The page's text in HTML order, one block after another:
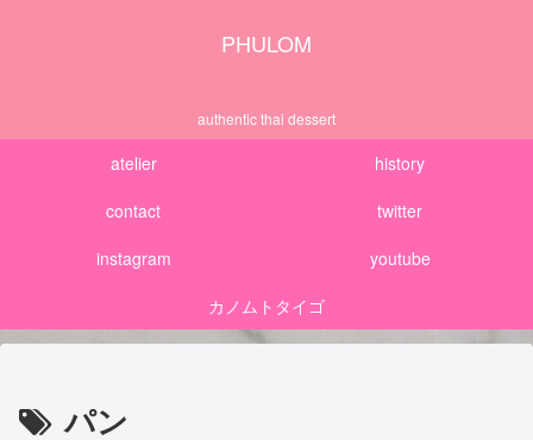
PHULOM
authentic thai dessert
atelier
history
contact
twitter
instagram
youtube
カノムトタイゴ
パン